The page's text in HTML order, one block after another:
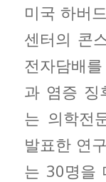
미국 하버
센터의 콘
전자담배
과 염증 징
는 의학전
발표한 연
는 30명을